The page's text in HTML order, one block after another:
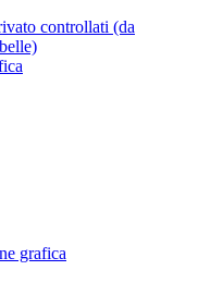
controllati (da
grafica